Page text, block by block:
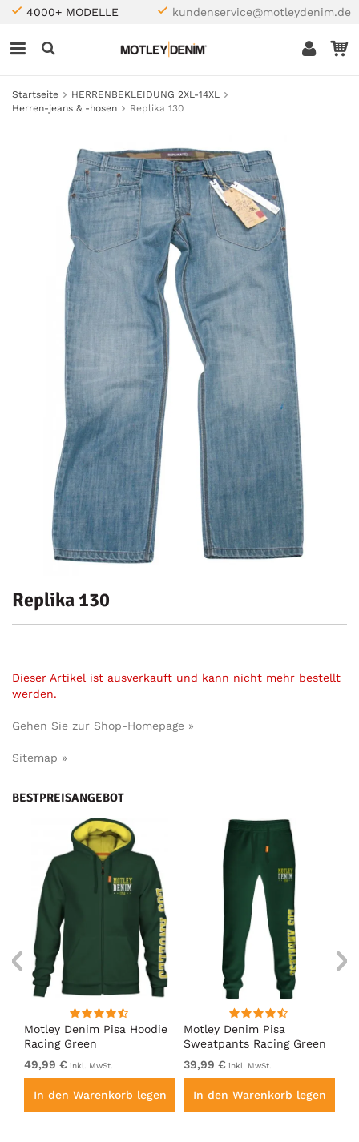
4000+ MODELLE kundenservice@motleydenim.de
Startseite
HERRENBEKLEIDUNG 2XL-14XL
Herren-jeans & -hosen
Replika 130
Replika 130
Dieser Artikel ist ausverkauft und kann nicht mehr bestellt
werden.
Gehen Sie zur Shop-Homepage »
Sitemap »
BESTPREISANGEBOT
Motley Denim Pisa Hoodie
Racing Green
49,99 € inkl. MwSt.
In den Warenkorb legen
Motley Denim Pisa
Sweatpants Racing Green
39,99 € inkl. MwSt.
In den Warenkorb legen